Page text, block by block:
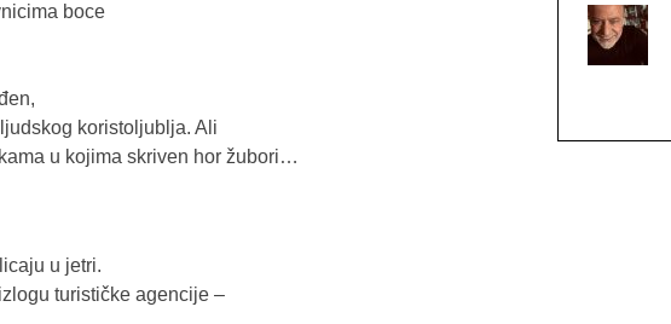
boce
koristoljublja. Ali
u kojima skriven hor žubori…
u jetri.
turističke agencije –